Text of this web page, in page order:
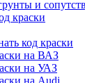
и
краски
код краски
на ВАЗ
на УАЗ
на Audi